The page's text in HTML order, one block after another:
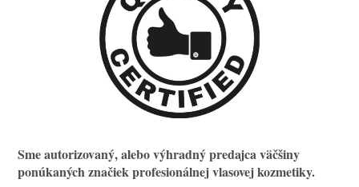
Smeautorizovaný, alebo výhradný predajca väčšiny
ponúkaných značiek profesionálnej vlasovej kozmetiky.